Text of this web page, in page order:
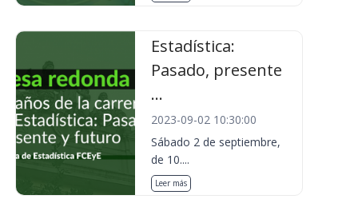
Estadística:
Pasado, presente
...
2023-09-02 10:30:00
Sábado 2 de septiembre,
de 10....
Leer más